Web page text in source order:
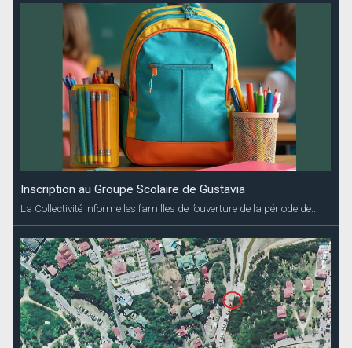
Inscription au Groupe Scolaire de Gustavia
La Collectivité informe les familles de l’ouverture de la période de...